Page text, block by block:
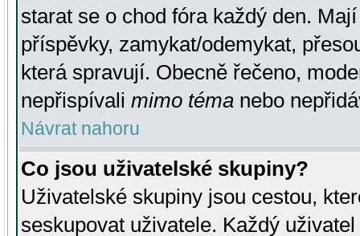
starat se o chod fóra každý den.
příspěvky, zamykat/odemykat,
která spravují. Obecně řečeno,
nepřispívali mimo téma nebo
Návrat nahoru
Co jsou uživatelské skupiny?
Uživatelské skupiny jsou cestou,
seskupovat uživatele. Každý